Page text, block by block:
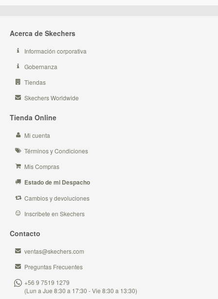
Acerca de Skechers
Información corporativa
Gobernanza
Tiendas
Skechers Worldwide
Tienda Online
Mi cuenta
Términos y Condiciones
Mis Compras
Estado de mi Despacho
Cambios y devoluciones
Inscribete en Skechers
Contacto
ventas@skechers.com
Preguntas Frecuentes
+56 9 7519 1279
(Lun a Jue 8:30 a 17:30 - Vie 8:30 a 13:30)